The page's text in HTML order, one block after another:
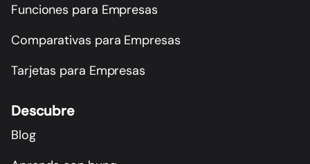
Funciones para Empresas
Comparativas para Empresas
Tarjetas para Empresas
Descubre
Blog